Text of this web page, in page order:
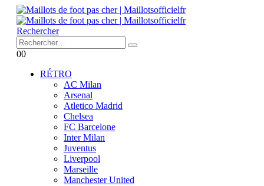
Rechercher
00
RÉTRO
AC Milan
Arsenal
Atletico Madrid
Chelsea
FC Barcelone
Inter Milan
Juventus
Liverpool
Marseille
Manchester United